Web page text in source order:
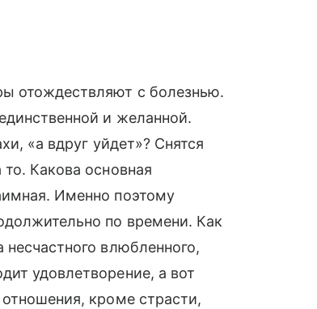
отождествляют с болезнью.
и желанной.
«а вдруг уйдет»? Снятся
Какова основная
Именно поэтому
по времени. Как
влюбленного,
удовлетворение, а вот
кроме страсти,